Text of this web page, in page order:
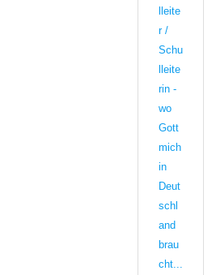
lleite
r /
Schu
lleite
rin -
wo
Gott
mich
in
Deut
schl
and
brau
cht...